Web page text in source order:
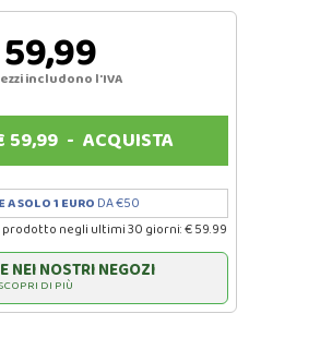
includono l'IVA
59,99 -ACQUISTA
SOLO 1 EURO DA €50
negli ultimi 30 giorni: € 59.99
NEI NOSTRI NEGOZI
DI PIÙ